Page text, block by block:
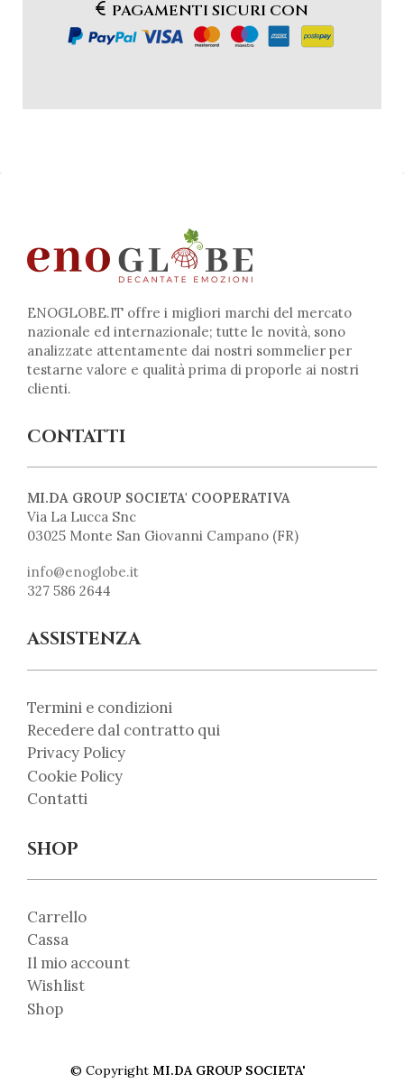
PAGAMENTI SICURI CON
ENOGLOBE.IT offre i migliori marchi del mercato
nazionale ed internazionale; tutte le novità, sono
analizzate attentamente dai nostri sommelier per
testarne valore e qualità prima di proporle ai nostri
clienti.
CONTATTI
MI.DA GROUP SOCIETA' COOPERATIVA
Via La Lucca Snc
03025 Monte San Giovanni Campano (FR)
info@enoglobe.it
327 586 2644
ASSISTENZA
Termini e condizioni
Recedere dal contratto qui
Privacy Policy
Cookie Policy
Contatti
SHOP
Carrello
Cassa
Il mio account
Wishlist
Shop
© Copyright MI.DA GROUP SOCIETA'